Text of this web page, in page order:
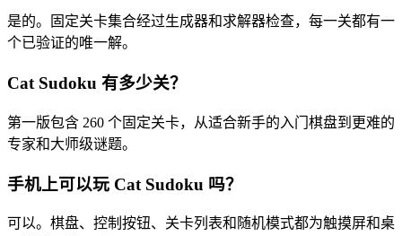
是的。固定关卡集合经过生成器和求解器检查，每一关都有一
个已验证的唯一解。
Cat Sudoku 有多少关？
第一版包含 260 个固定关卡，从适合新手的入门棋盘到更难的
专家和大师级谜题。
手机上可以玩 Cat Sudoku 吗？
可以。棋盘、控制按钮、关卡列表和随机模式都为触摸屏和桌